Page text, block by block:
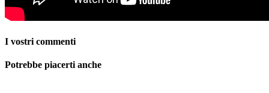
I vostri commenti
Potrebbe piacerti anche